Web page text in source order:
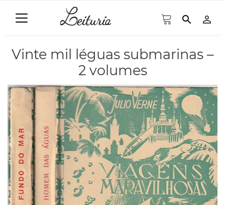
search person_outline
Vinte mil léguas submarinas –
2 volumes